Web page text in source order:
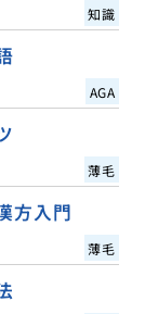
知識
AGA
薄毛
方入門
薄毛